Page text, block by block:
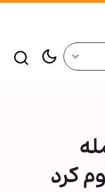
کرد